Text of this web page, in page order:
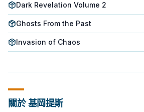
Dark Revelation Volume 2
Ghosts From the Past
Invasion of Chaos
關於 基岡提斯